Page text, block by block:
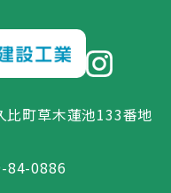
町草木蓮池133番地
84-0886